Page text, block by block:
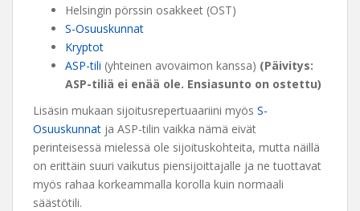
Helsingin pörssin osakkeet (OST)
S-Osuuskunnat
Kryptot
ASP-tili (yhteinen avovaimon kanssa) (Päivitys:
ASP-tiliä ei enää ole. Ensiasunto on ostettu)
Lisäsin mukaan sijoitusrepertuaariini myös S-
Osuuskunnat ja ASP-tilin vaikka nämä eivät
perinteisessä mielessä ole sijoituskohteita, mutta näillä
on erittäin suuri vaikutus piensijoittajalle ja ne tuottavat
myös rahaa korkeammalla korolla kuin normaali
säästötili.